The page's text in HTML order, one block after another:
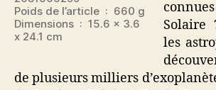
Poids de l’article ‏ : ‎ 660 g
Dimensions ‏ : ‎ 15.6 x 3.6
x 24.1 cm
Solaire
les
de plusieurs milliers